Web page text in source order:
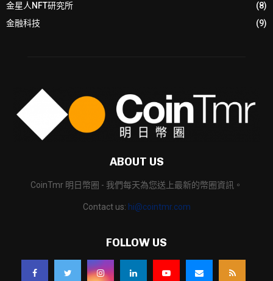
金星人NFT研究所
(8)
金融科技
(9)
ABOUT US
CoinTmr 明日幣圈 - 我們每天為您送上最新的幣圈資訊。
Contact us: hi@cointmr.com
FOLLOW US